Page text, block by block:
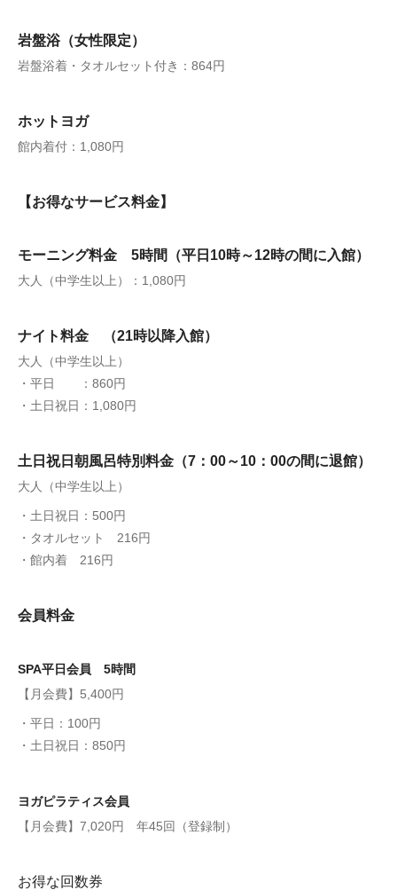
岩盤浴（女性限定）
岩盤浴着・タオルセット付き：864円
ホットヨガ
館内着付：1,080円
【お得なサービス料金】
モーニング料金 5時間（平日10時～12時の間に入館）
大人（中学生以上）：1,080円
ナイト料金 （21時以降入館）
大人（中学生以上）
・平日 ：860円
・土日祝日：1,080円
土日祝日朝風呂特別料金（7：00～10：00の間に退館）
大人（中学生以上）
・土日祝日：500円
・タオルセット 216円
・館内着 216円
会員料金
SPA平日会員 5時間
【月会費】5,400円
・平日：100円
・土日祝日：850円
ヨガピラティス会員
【月会費】7,020円 年45回（登録制）
お得な回数券